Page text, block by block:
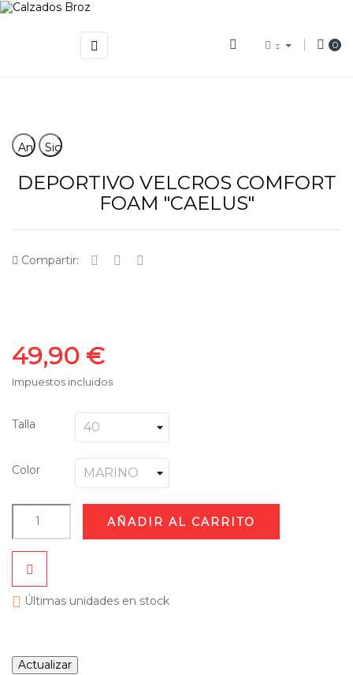
Navegación
de
☰ 0
AnteriorSiguiente
DEPORTIVO VELCROS COMFORT
FOAM "CAELUS"
Compartir:
49,90 €
Impuestos incluidos
Talla
Color
AÑADIR AL CARRITO
 Últimas unidades en stock